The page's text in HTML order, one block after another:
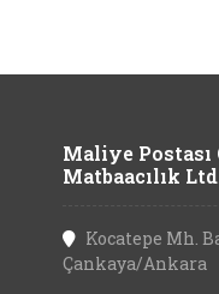
Maliye Postası
Matbaacılık
Kocatepe Mh.
Çankaya/Ankara